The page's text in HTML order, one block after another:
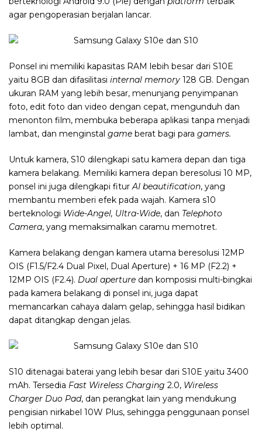
agar pengoperasian berjalan lancar.
Ponsel ini memiliki kapasitas RAM lebih besar dari S10E
yaitu 8GB dan difasilitasi internal memory 128 GB. Dengan
ukuran RAM yang lebih besar, menunjang penyimpanan
foto, edit foto dan video dengan cepat, mengunduh dan
menonton film, membuka beberapa aplikasi tanpa menjadi
lambat, dan menginstal game berat bagi para gamers.
Untuk kamera, S10 dilengkapi satu kamera depan dan tiga
kamera belakang. Memiliki kamera depan beresolusi 10 MP,
ponsel ini juga dilengkapi fiturAI beautification, yang
membantu memberi efek pada wajah. Kamera s10
berteknologi Wide-Angel, Ultra-Wide, dan Telephoto
Camera, yang memaksimalkan caramu memotret.
Kamera belakang dengan kamera utama beresolusi 12MP
OIS (F1.5/F2.4 Dual Pixel, Dual Aperture) + 16 MP (F2.2) +
12MP OIS (F2.4). Dual aperture dan komposisi multi-bingkai
pada kamera belakang di ponsel ini, juga dapat
memancarkan cahaya dalam gelap, sehingga hasil bidikan
dapat ditangkap dengan jelas.
S10 ditenagai baterai yang lebih besar dari S10E yaitu 3400
mAh. Tersedia Fast Wireless Charging 2.0, Wireless
Charger Duo Pad, dan perangkat lain yang mendukung
pengisian nirkabel 10W Plus, sehingga penggunaan ponsel
lebih optimal.